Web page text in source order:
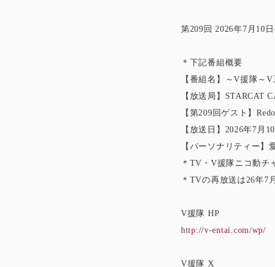
第209回 2026年7月10
＊下記番組概要
【番組名】～V援隊～
【放送局】STARCAT
【第209回ゲスト】Redo
【放送日】2026年7月
【パーソナリティー】
＊TV・V援隊ニコ動チ
＊TVの再放送は26年7
V援隊 HP
http://v-entai.com/wp/
V援隊 X